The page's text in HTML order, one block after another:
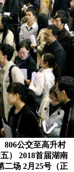
806公交至高升村
） 2018首届湖南
二场 2月25号（正